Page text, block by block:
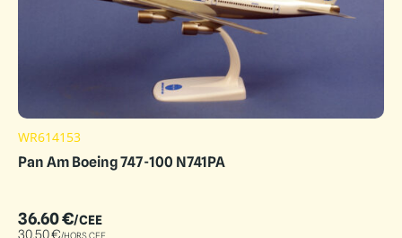
WR614153
Pan Am Boeing 747-100 N741PA
36.60€/CEE
30.50€/HORS CEE